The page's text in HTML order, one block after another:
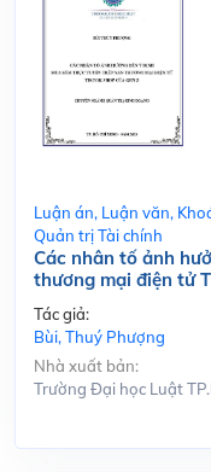
Luận án, Luận văn,
Quản trị Tài chính
Các nhân tố ảnh
thương mại điện tử
Tác giả:
Bùi, Thuý Phượng
Nhà xuất bản:
Trường Đại học Luật